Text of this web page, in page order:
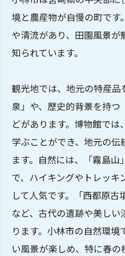
境と農産物が自慢の町です
や清流があり、田園風景が
知られています。
観光地では、地元の特産品
泉」や、歴史的背景を持
どがあります。博物館では
学ぶことができ、地元の伝
ます。自然には、「霧島山
で、ハイキングやトレッキ
して人気です。「西都原古
など、古代の遺跡や美し
ります。小林市の自然環境
い風景が楽しめ、特に春の